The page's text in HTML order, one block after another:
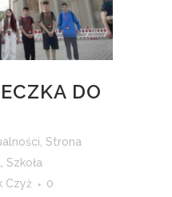
DO
Strona
Szkoła
Czyż
0